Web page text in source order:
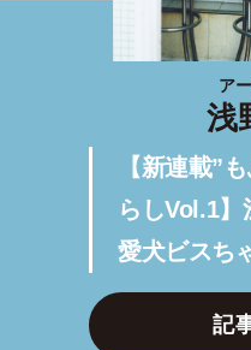
ア
浅
【新連載”
らしVol.1】
愛犬ビスち
記